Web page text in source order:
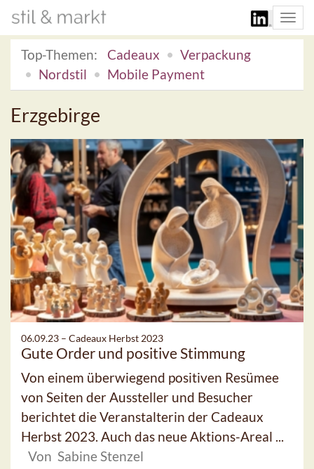
Top-Themen:
Cadeaux
Verpackung
Nordstil
Mobile Payment
Erzgebirge
06.09.23 – Cadeaux Herbst 2023
Gute Order und positive Stimmung
Von einem überwiegend positiven Resümee
von Seiten der Aussteller und Besucher
berichtet die Veranstalterin der Cadeaux
Herbst 2023. Auch das neue Aktions-Areal ...
Von Sabine Stenzel